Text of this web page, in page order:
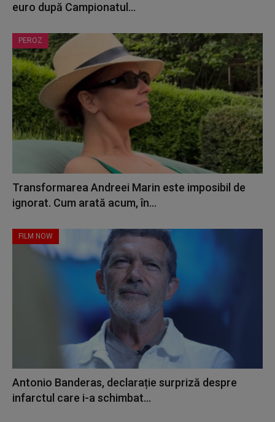
euro după Campionatul...
PEROZ
Transformarea Andreei Marin este imposibil de
ignorat. Cum arată acum, în...
FILM NOW
Antonio Banderas, declarație surpriză despre
infarctul care i-a schimbat...